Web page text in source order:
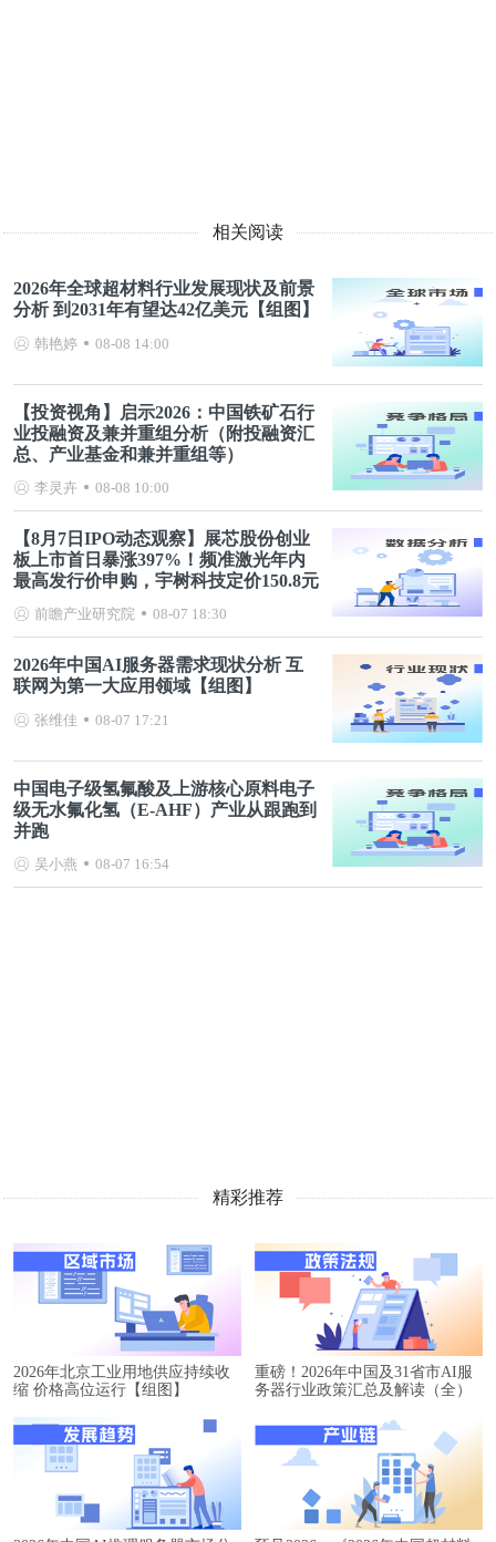
相关阅读
2026年全球超材料行业发展现状及前景
分析 到2031年有望达42亿美元【组图】
韩艳婷 08-08 14:00
【投资视角】启示2026：中国铁矿石行
业投融资及兼并重组分析（附投融资汇
总、产业基金和兼并重组等）
李灵卉 08-08 10:00
【8月7日IPO动态观察】展芯股份创业
板上市首日暴涨397%！频准激光年内
最高发行价申购，宇树科技定价150.8元
前瞻产业研究院 08-07 18:30
2026年中国AI服务器需求现状分析 互
联网为第一大应用领域【组图】
张维佳 08-07 17:21
中国电子级氢氟酸及上游核心原料电子
级无水氟化氢（E-AHF）产业从跟跑到
并跑
吴小燕 08-07 16:54
精彩推荐
2026年北京工业用地供应持续收
缩 价格高位运行【组图】
重磅！2026年中国及31省市AI服
务器行业政策汇总及解读（全）